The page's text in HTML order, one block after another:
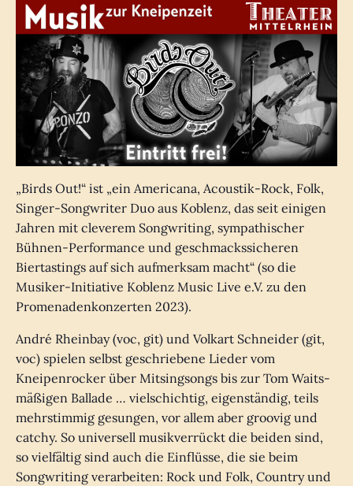
„Birds Out!“ ist „ein Americana, Acoustik-Rock, Folk,
Singer-Songwriter Duo aus Koblenz, das seit einigen
Jahren mit cleverem Songwriting, sympathischer
Bühnen-Performance und geschmackssicheren
Biertastings auf sich aufmerksam macht“ (so die
Musiker-Initiative Koblenz Music Live e.V. zu den
Promenadenkonzerten 2023).
André Rheinbay (voc, git) und Volkart Schneider (git,
voc) spielen selbst geschriebene Lieder vom
Kneipenrocker über Mitsingsongs bis zur Tom Waits-
mäßigen Ballade … vielschichtig, eigenständig, teils
mehrstimmig gesungen, vor allem aber groovig und
catchy. So universell musikverrückt die beiden sind,
so vielfältig sind auch die Einflüsse, die sie beim
Songwriting verarbeiten: Rock und Folk, Country und